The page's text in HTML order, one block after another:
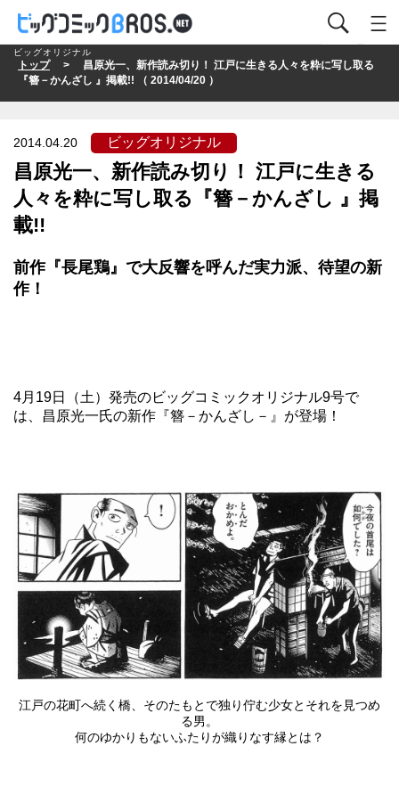
トップ> 昌原光一、新作読み切り！ 江戸に生きる人々を粋に写し取る
『簪－かんざし 』掲載!! （ 2014/04/20 ）
ビッグオリジナル
2014.04.20
昌原光一、新作読み切り！ 江戸に生きる
人々を粋に写し取る『簪－かんざし 』掲
載!!
ビッグオリジナル
前作『長尾鶏』で大反響を呼んだ実力派、待望の新
作！
4月19日（土）発売のビッグコミックオリジナル9号で
は、昌原光一氏の新作『簪－かんざし－』が登場！
江戸の花町へ続く橋、そのたもとで独り佇む少女とそれを見つめ
る男。
何のゆかりもないふたりが織りなす縁とは？